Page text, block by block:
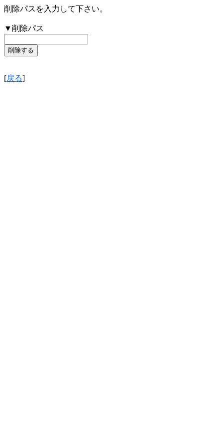
削除パスを入力して下さい。
▼削除パス
[戻る]